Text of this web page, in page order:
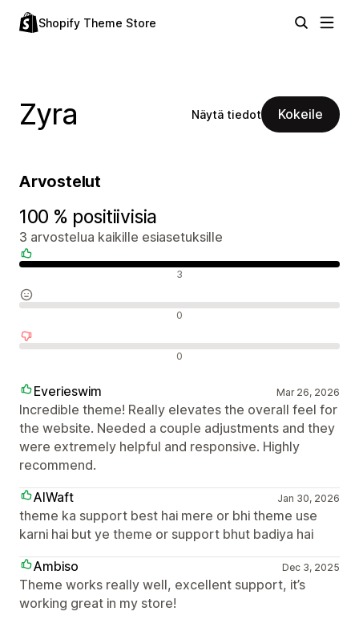
Shopify Theme Store
Zyra Näytä tiedot Kokeile
Arvostelut
100 % positiivisia
3 arvostelua kaikille esiasetuksille
3
0
0
Everieswim Mar 26, 2026
Incredible theme! Really elevates the overall feel for
the website. Needed a couple adjustments and they
were extremely helpful and responsive. Highly
recommend.
AIWaft
Jan 30, 2026
theme ka support best hai mere or bhi theme use
karni hai but ye theme or support bhut badiya hai
Ambiso
Dec 3, 2025
Theme works really well, excellent support, it’s
working great in my store!